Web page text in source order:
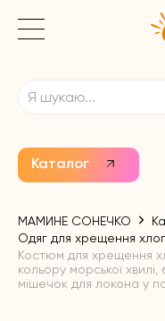
Каталог
МАМИНЕ СОНЕЧКО
Одяг для хрещення
Костюм для хрещення
кольору морської
мішечок для локона у